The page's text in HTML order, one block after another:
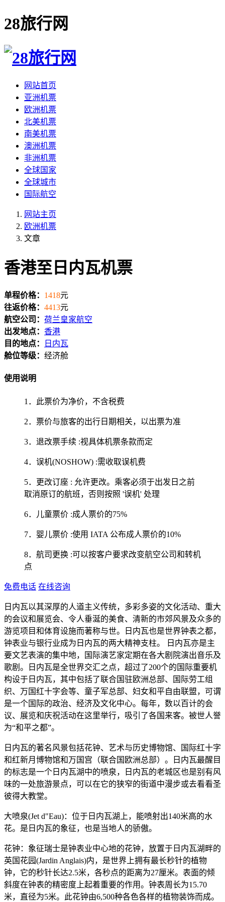
28旅行网
网站首页
亚洲机票
欧洲机票
北美机票
南美机票
澳洲机票
非洲机票
全球国家
全球城市
国际航空
网站主页
欧洲机票
文章
香港至日内瓦机票
单程价格： 1418元
往返价格： 4413元
航空公司： 荷兰皇家航空
出发地点： 香港
目的地点：
日内瓦
舱位等级： 经济舱
使用说明
1．此票价为净价，不含税费
2．票价与旅客的出行日期相关，以出票为准
3．退改票手续 :视具体机票条款而定
4．误机(NOSHOW) :需收取误机费
5．更改订座 : 允许更改。乘客必须于出发日之前
取消原订的航班，否则按照 '误机' 处理
6．儿童票价 :成人票价的75%
7．婴儿票价 :使用 IATA 公布成人票价的10%
8．航司更换 :可以按客户要求改变航空公司和转机
点
免费电话 在线咨询
日内瓦以其深厚的人道主义传统，多彩多姿的文化活动、重大
的会议和展览会、令人垂涎的美食、清新的市郊风景及众多的
游览项目和体育设施而著称与世。日内瓦也是世界钟表之都，
钟表业与银行业成为日内瓦的两大精神支柱。 日内瓦亦是主
要文艺表演的集中地，国际演艺家定期在各大剧院演出音乐及
歌剧。日内瓦是全世界交汇之点，超过了200个的国际重要机
构设于日内瓦，其中包括了联合国驻欧洲总部、国际劳工组
织、万国红十字会等、童子军总部、妇女和平自由联盟，可谓
是一个国际的政治、经济及文化中心。每年，数以百计的会
议、展览和庆祝活动在这里举行，吸引了各国来客。被世人誉
为“和平之都”。
日内瓦的著名风景包括花钟、艺术与历史博物馆、国际红十字
和红新月博物馆和万国宫（联合国欧洲总部）。日内瓦最醒目
的标志是一个日内瓦湖中的喷泉，日内瓦的老城区也是别有风
味的一处旅游景点，可以在它的狭窄的街道中漫步或去看看圣
彼得大教堂。
大喷泉(Jet d"Eau)：位于日内瓦湖上，能喷射出140米高的水
花。是日内瓦的象征，也是当地人的骄傲。
花钟：象征瑞士是钟表业中心地的花钟，放置于日内瓦湖畔的
英国花园(Jardin Anglais)内，是世界上拥有最长秒针的植物
钟，它的秒针长达2.5米，各秒点的距离为27厘米。表面的倾
斜度在钟表的精密度上起着重要的作用。钟表周长为15.70
米，直径为5米。此花钟由6,500种各色各样的植物装饰而成。